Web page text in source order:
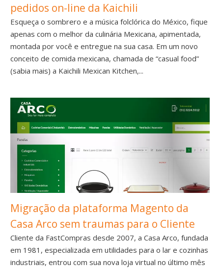
pedidos on-line da Kaichili
Esqueça o sombrero e a música folclórica do México, fique
apenas com o melhor da culinária Mexicana, apimentada,
montada por você e entregue na sua casa. Em um novo
conceito de comida mexicana, chamada de “casual food”
(sabia mais) a Kaichili Mexican Kitchen,...
Migração da plataforma Magento da
Casa Arco sem traumas para o Cliente
Cliente da FastCompras desde 2007, a Casa Arco, fundada
em 1981, especializada em utilidades para o lar e cozinhas
industriais, entrou com sua nova loja virtual no último mês